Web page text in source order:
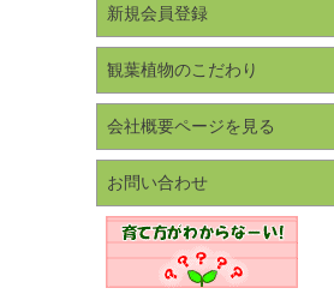
新規会員登録
観葉植物のこだわり
会社概要ページを見る
お問い合わせ